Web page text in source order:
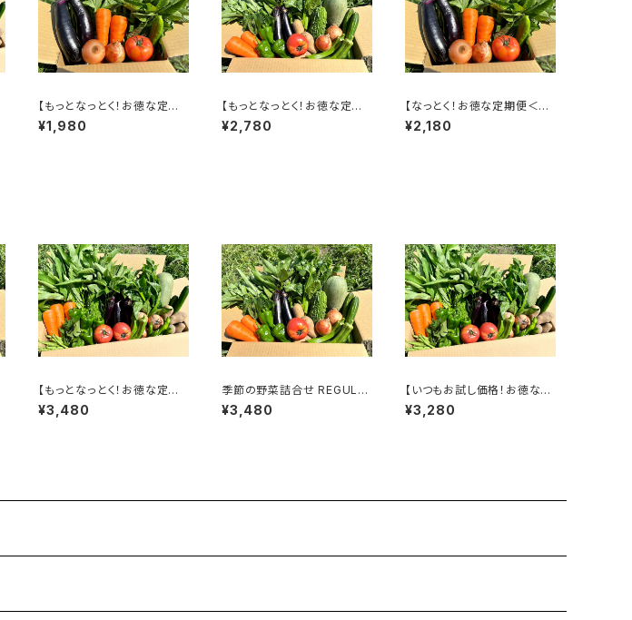
【もっとなっとく！お徳な定期
便＜隔週＞】季節の野菜詰合
せ SMALL（7～9袋）
¥1,980
【もっとなっとく！お徳な定期
便＜隔週＞】季節の野菜詰合
せ REGULAR（10～13袋）
¥2,780
【なっとく！お徳な定期便＜月
一回＞】季節の野菜詰合せ S
MALL（7～9袋）
¥2,180
【もっとなっとく！お徳な定期
便＜隔週＞】季節の野菜詰合
せ LARGE（15～18袋）
¥3,480
季節の野菜詰合せ REGULA
R（10～13袋）
¥3,480
【いつもお試し価格！お徳な定
期便＜毎週＞】季節の野菜詰
合せ LARGE（15～18袋）
¥3,280